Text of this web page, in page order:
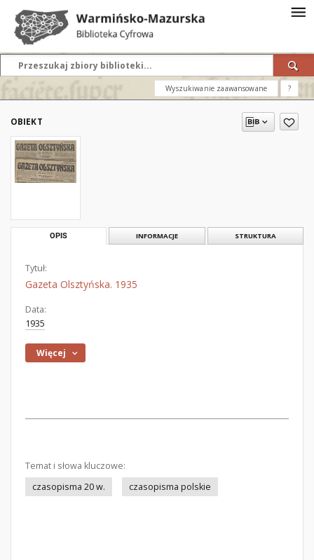
Wyszukiwanie zaawansowane ?
OBIEKT
OPIS INFORMACJE STRUKTURA
Tytuł:
Gazeta Olsztyńska. 1935
Data:
1935
Więcej
Temat i słowa kluczowe:
czasopisma 20 w.
czasopisma polskie